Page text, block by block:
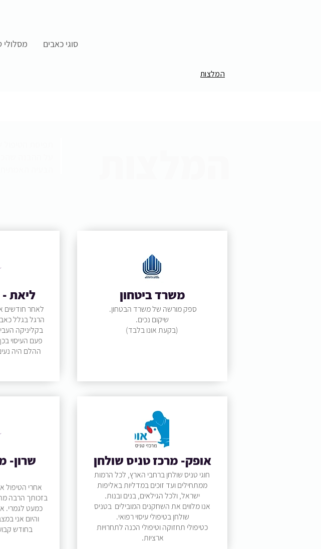
סוגי כאבים מסלולי
המלצות
משרד ביטחון
ספק מורשה של משרד הבטחון.
שיקום נכים.
(בקעת אונו בלבד)
אופק- מרכז טניס שולחן
חוגי טניס שולחן ברחבי הארץ, לכל הרמות
ממתחילים ועד זוכים במדליות באליפות
ישראל, ולכל הגילאים, בנים ובנות.
אנו מלווים את השחקנים המובילים בטניס
שולחן בטיפולי עיסוי רפואי.
כטיפולי תחזוקה וטיפולי הכנה לתחרויות
ארציות.
ליאת
לאחר חודשים
הרגל בגלל
בקליניקה
פעם העיסוי
ההלם היה
שרון-
אחרי הטיפול
בזכותך הרבה
כמעט לגמרי.
והיום אני
בחודש